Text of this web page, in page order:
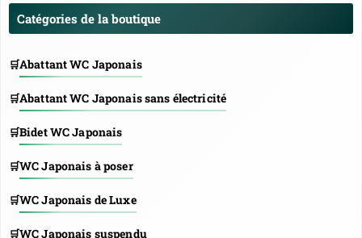
Catégories de la boutique
Abattant WC Japonais
Abattant WC Japonais sans électricité
Bidet WC Japonais
WC Japonais à poser
WC Japonais de Luxe
WC Japonais suspendu